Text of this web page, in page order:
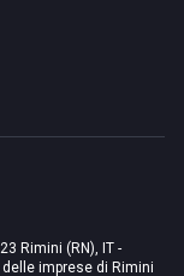
Rimini (RN), IT -
imprese di Rimini